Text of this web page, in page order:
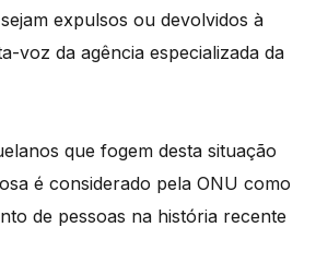
expulsos ou devolvidos à
voz da agência especializada da
que fogem desta situação
é considerado pela ONU como
de pessoas na história recente